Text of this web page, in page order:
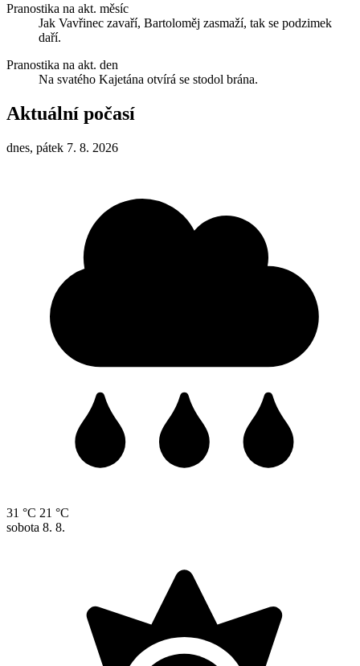
Pranostika na akt. měsíc
Jak Vavřinec zavaří, Bartoloměj zasmaží, tak se podzimek
daří.
Pranostika na akt. den
Na svatého Kajetána otvírá se stodol brána.
Aktuální počasí
dnes, pátek 7. 8. 2026
31 °C 21 °C
sobota 8. 8.